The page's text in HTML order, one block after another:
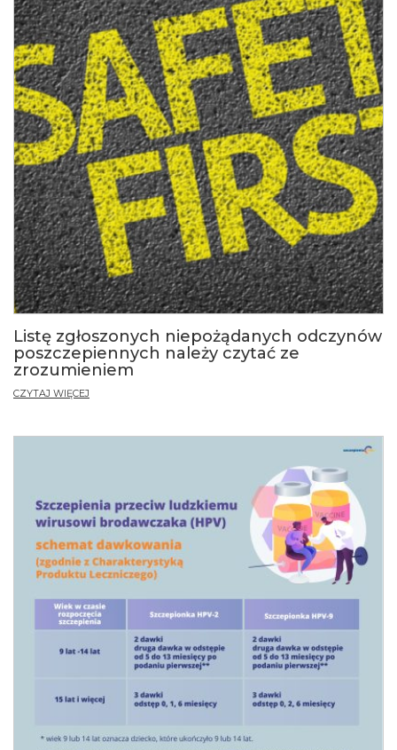
Listę zgłoszonych niepożądanych odczynów
poszczepiennych należy czytać ze
zrozumieniem
CZYTAJ WIĘCEJ